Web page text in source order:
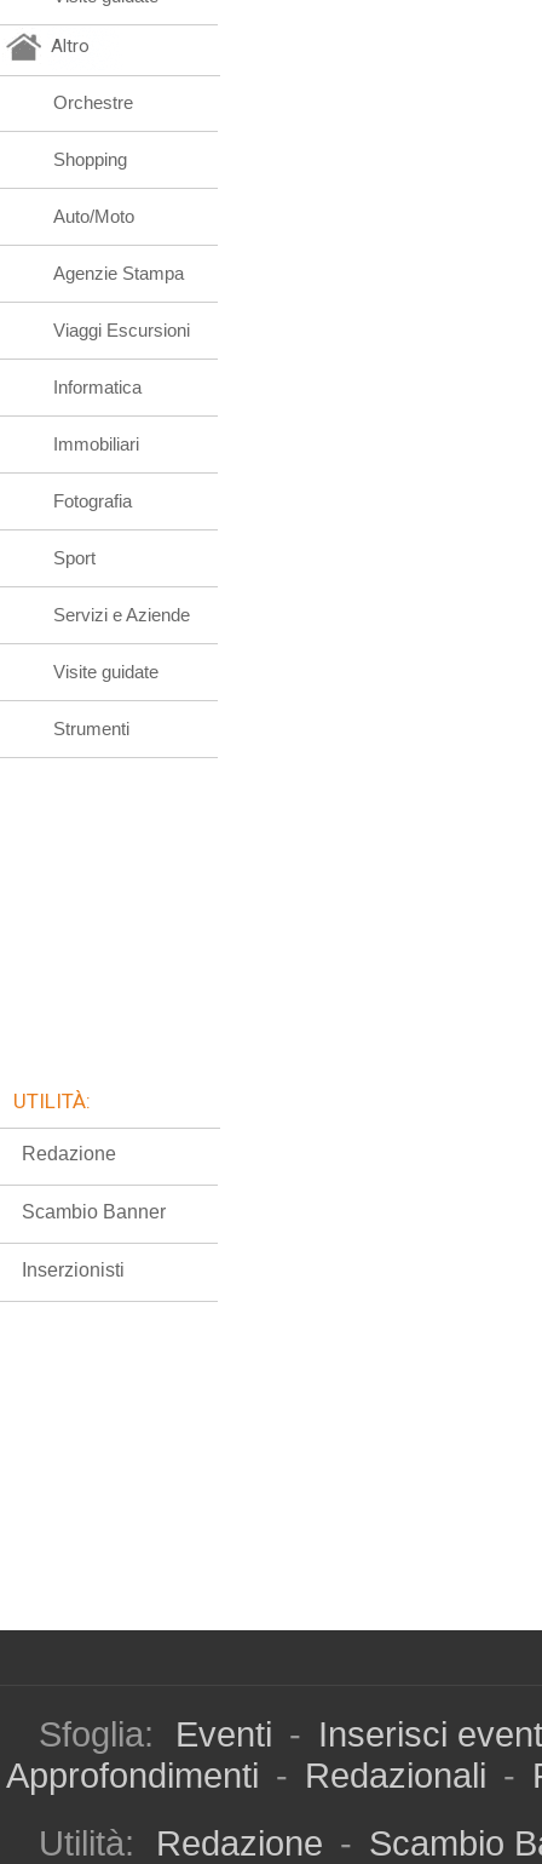
Altro
Orchestre
Shopping
Auto/Moto
Agenzie Stampa
Viaggi Escursioni
Informatica
Immobiliari
Fotografia
Sport
Servizi e Aziende
Visite guidate
Strumenti
UTILITÀ:
Redazione
Scambio Banner
Inserzionisti
Sfoglia: Eventi - Inserisci
Approfondimenti - Redazionali -
Utilità:
Redazione - Scambio